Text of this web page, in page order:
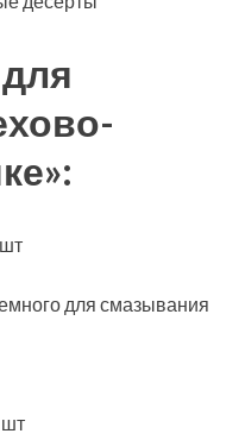
для смазывания